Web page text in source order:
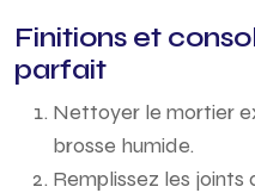
Finitions et
parfait
Nettoyer le mortier
brosse humide.
Remplissez les